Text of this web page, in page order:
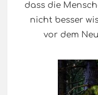
dass die
nicht besser
vor dem